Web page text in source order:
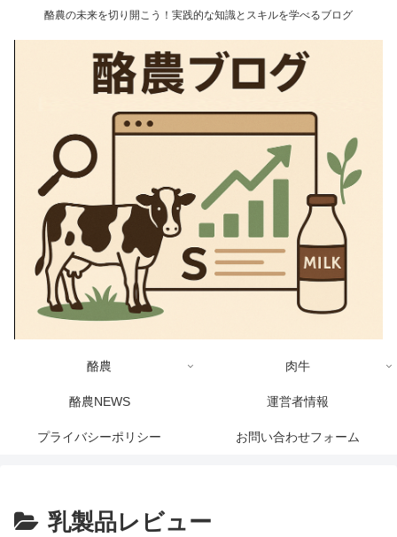
酪農の未来を切り開こう！実践的な知識とスキルを学べるブログ
酪農 肉牛
酪農NEWS 運営者情報
プライバシーポリシー お問い合わせフォーム
乳製品レビュー